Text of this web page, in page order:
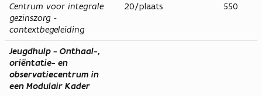
Centrum voor integrale
gezinszorg -
contextbegeleiding
20/plaats 550
Jeugdhulp - Onthaal-,
oriëntatie- en
observatiecentrum in
een Modulair Kader